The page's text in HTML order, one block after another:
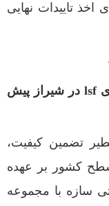
اخذ تاییدات نهایی
ضرورت اخذ تاییدیه نظام مهندسی برای lsf در شیراز پیش
تضمین کیفیت،
کشور بر عهده
سازه با مجموعه